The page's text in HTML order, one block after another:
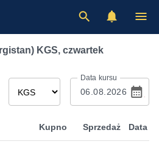
KGS, czwartek
Data kursu
Kupno Sprzedaż Data